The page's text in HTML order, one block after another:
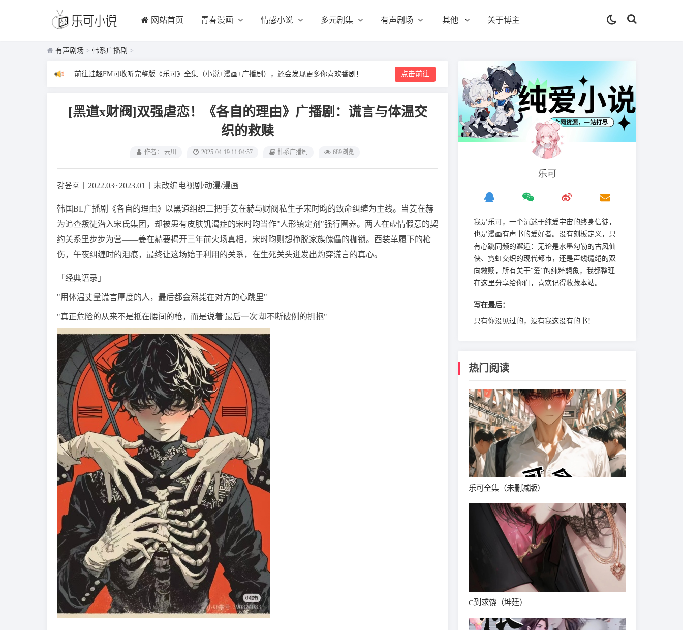
网站首页 青春漫画 情感小说 多元剧集 有声剧场 其他 关于博主
有声剧场 > 韩系广播剧 >
前往蛙趣FM可收听完整版《乐可》全集（小说+漫画+广播剧），还会发现更多你喜欢番剧！ 点击前往
[黑道x财阀]双强虐恋！《各自的理由》广播剧：谎言与体温交
织的救赎
作者： 云川 2025-04-19 11:04:57 韩系广播剧 689浏览
강윤호丨2022.03~2023.01丨未改编电视剧/动漫/漫画
韩国BL广播剧《各自的理由》以黑道组织二把手姜在赫与财阀私生子宋时昀的致命纠缠为主线。当姜在赫
为追查叛徒潜入宋氏集团，却被患有皮肤饥渴症的宋时昀当作"人形镇定剂"强行圈养。两人在虚情假意的契
约关系里步步为营——姜在赫要揭开三年前火场真相，宋时昀则想挣脱家族傀儡的枷锁。西装革履下的枪
伤，午夜纠缠时的泪痕，最终让这场始于利用的关系，在生死关头迸发出灼穿谎言的真心。
「经典语录」
"用体温丈量谎言厚度的人，最后都会溺毙在对方的心跳里"
"真正危险的从来不是抵在腰间的枪，而是说着'最后一次'却不断破例的拥抱"
乐可
我是‌乐可，一个沉迷于纯爱宇宙的终身信徒，
也是漫画有声书的爱好者。没有刻板定义，只
有心跳同频的邂逅：无论是水墨勾勒的古风仙
侠、霓虹交织的现代都市，还是声线缱绻的双
向救赎，所有关于“爱”的纯粹想象，我都整理
在这里分享给你们，喜欢记得收藏本站。
写在最后：
只有你没见过的，没有我这没有的书！
热门阅读
乐可全集（未删减版）
C到求饶（坤廷）